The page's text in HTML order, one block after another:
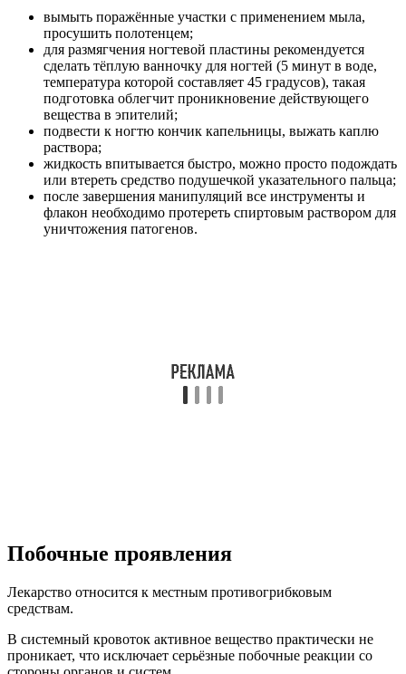
Лекарство относится к местным противогрибковым
средствам.
В системный кровоток активное вещество практически не
проникает, что исключает серьёзные побочные реакции со
стороны органов и систем.
Изредка на кожном покрове появляется покраснение, чувство
жжения, сухость. Обычно такие проявления носят временный
характер.
При нарастающей симптоматике рекомендуется обратиться к
Возможно это проявление индивидуальной непереносимости
Передозировка
Данные относительно передозировки нафтифином при
местном применении отсутствуют.